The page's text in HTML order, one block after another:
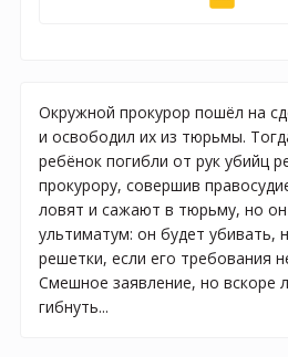
Окружной прокурор пошёл на
и освободил их из тюрьмы.
ребёнок погибли от рук убийц
прокурору, совершив
ловят и сажают в тюрьму, но
ультиматум: он будет убивать,
решетки, если его требования
Смешное заявление, но вскоре
гибнуть...